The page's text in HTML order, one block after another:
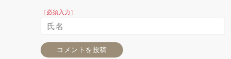
［必須入力］